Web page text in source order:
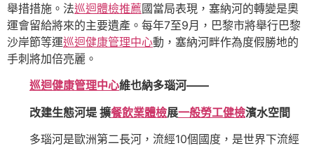
舉措措施。法巡迴體檢推薦國當局表現，塞納河的轉變是奧
運會留給將來的主要遺產。每年7至9月，巴黎市將舉行巴黎
沙岸節等運巡迴健康管理中心動，塞納河畔作為度假勝地的
手刺將加倍亮麗。
巡迴健康管理中心維也納多瑙河——
改建生態河堤 擴餐飲業體檢展一般勞工健檢濱水空間
多瑙河是歐洲第二長河，流經10個國度，是世界下流經